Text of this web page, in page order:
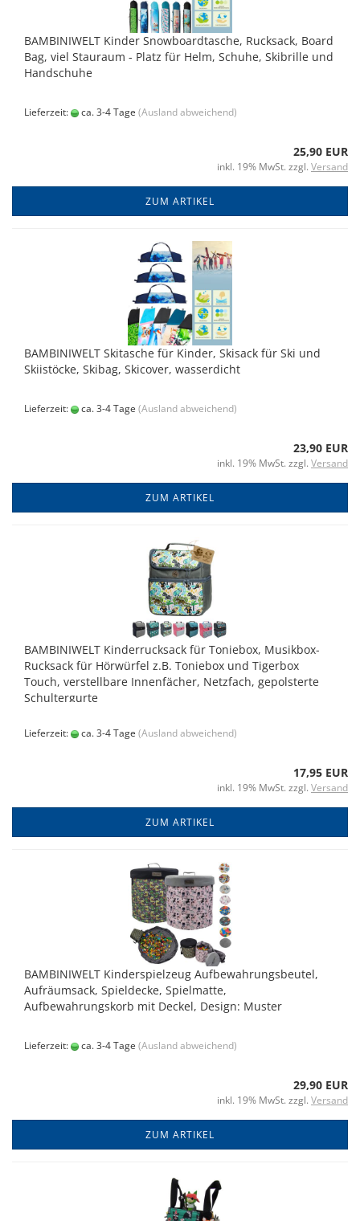
BAMBINIWELT Kinder Snowboardtasche, Rucksack, Board
Bag, viel Stauraum - Platz für Helm, Schuhe, Skibrille und
Handschuhe
Lieferzeit: ca. 3-4 Tage (Ausland abweichend)
25,90 EUR
inkl. 19% MwSt. zzgl. Versand
ZUM ARTIKEL
BAMBINIWELT Skitasche für Kinder, Skisack für Ski und
Skiistöcke, Skibag, Skicover, wasserdicht
Lieferzeit: ca. 3-4 Tage (Ausland abweichend)
23,90 EUR
inkl. 19% MwSt. zzgl. Versand
ZUM ARTIKEL
BAMBINIWELT Kinderrucksack für Toniebox, Musikbox-
Rucksack für Hörwürfel z.B. Toniebox und Tigerbox
Touch, verstellbare Innenfächer, Netzfach, gepolsterte
Schultergurte
Lieferzeit: ca. 3-4 Tage (Ausland abweichend)
17,95 EUR
inkl. 19% MwSt. zzgl. Versand
ZUM ARTIKEL
BAMBINIWELT Kinderspielzeug Aufbewahrungsbeutel,
Aufräumsack, Spieldecke, Spielmatte,
Aufbewahrungskorb mit Deckel, Design: Muster
Lieferzeit: ca. 3-4 Tage (Ausland abweichend)
29,90 EUR
inkl. 19% MwSt. zzgl. Versand
ZUM ARTIKEL